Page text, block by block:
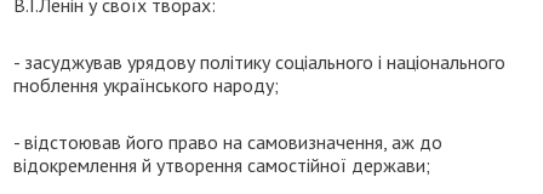
В.І.Ленін у своїх творах:
- засуджував урядову політику соціального і національного
гноблення українського народу;
- відстоював його право на самовизначення, аж до
відокремлення й утворення самостійної держави;